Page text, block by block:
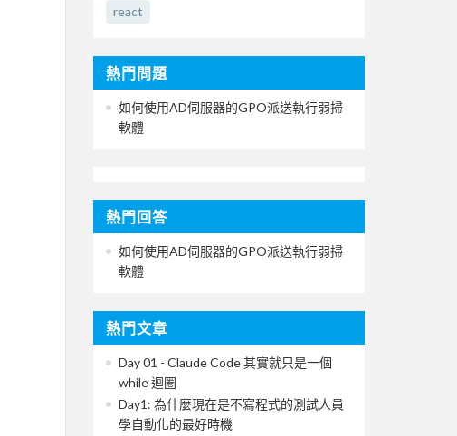
react
熱門問題
如何使用AD伺服器的GPO派送執行弱掃
軟體
熱門回答
如何使用AD伺服器的GPO派送執行弱掃
軟體
熱門文章
Day 01 - Claude Code 其實就只是一個
while 迴圈
Day1: 為什麼現在是不寫程式的測試人員
學自動化的最好時機